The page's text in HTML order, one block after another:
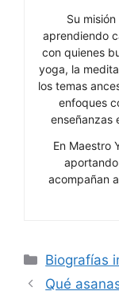
Su
aprendiendo
con quienes
yoga, la
los temas
enfoques
enseñanzas
En Maestro
acompañan
Categorías
Biografías
Qué